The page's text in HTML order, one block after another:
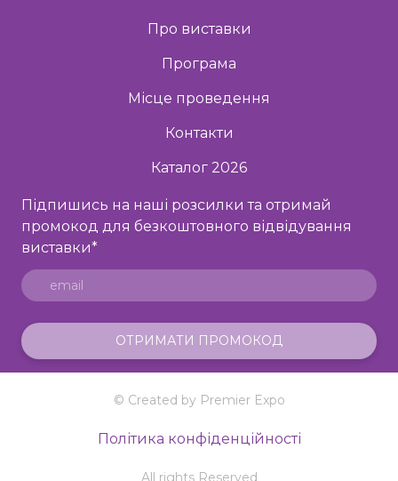
Про виставки
Програма
Місце проведення
Контакти
Каталог 2026
Підпишись на наші розсилки та отримай
промокод для безкоштовного відвідування
виставки*
ОТРИМАТИ ПРОМОКОД
© Created by Premier Expo
Політика конфіденційності
All rights Reserved